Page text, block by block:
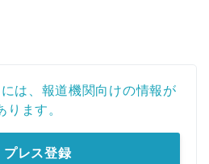
は、報道機関向けの情報が
ります。
プレス登録